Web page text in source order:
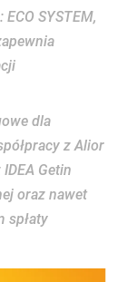
SYSTEM,
dla
z Alior
Getin
oraz nawet
spłaty